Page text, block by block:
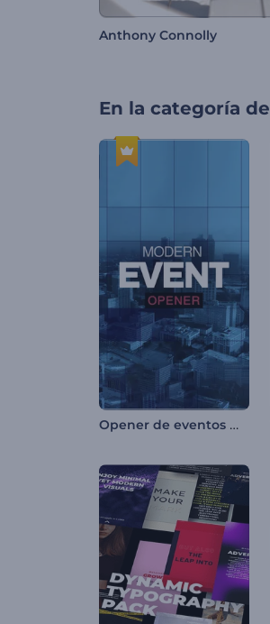
Anthony Connolly
En la categoría de
Opener de eventos moderno